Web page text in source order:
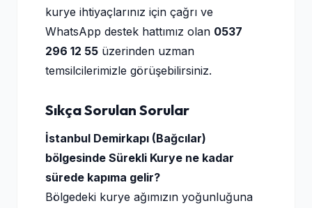
kurye ihtiyaçlarınız için çağrı ve
WhatsApp destek hattımız olan 0537
296 12 55 üzerinden uzman
temsilcilerimizle görüşebilirsiniz.
Sıkça Sorulan Sorular
İstanbul Demirkapı (Bağcılar)
bölgesinde Sürekli Kurye ne kadar
sürede kapıma gelir?
Bölgedeki kurye ağımızın yoğunluğuna